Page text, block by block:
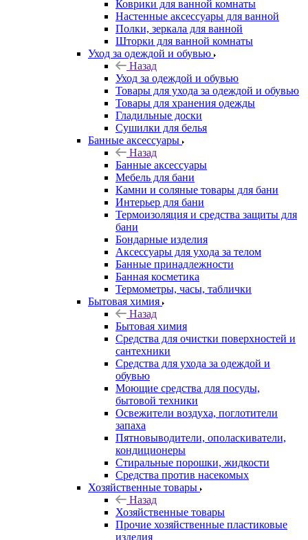
Коврики для ванной комнаты
Настенные аксессуары для ванной
Полки, зеркала для ванной
Шторки для ванной комнаты
Уход за одеждой и обувью
Назад
Уход за одеждой и обувью
Товары для ухода за одеждой и обувью
Товары для хранения одежды
Гладильные доски
Сушилки для белья
Банные аксессуары
Назад
Банные аксессуары
Мебель для бани
Камни и соляные товары для бани
Интерьер для бани
Термоизоляция и средства защиты для
бани
Бондарные изделия
Аксеcсуары для ухода за телом
Банные принадлежности
Банная косметика
Термометры, часы, таблички
Бытовая химия
Назад
Бытовая химия
Средства для очистки поверхностей и
сантехники
Средства для ухода за одеждой и
обувью
Моющие средства для посуды,
бытовой техники
Освежители воздуха, поглотители
запаха
Пятновыводители, ополаскиватели,
кондиционеры
Стиральные порошки, жидкости
Средства против насекомых
Хозяйственные товары
Назад
Хозяйственные товары
Прочие хозяйственные пластиковые
изделия